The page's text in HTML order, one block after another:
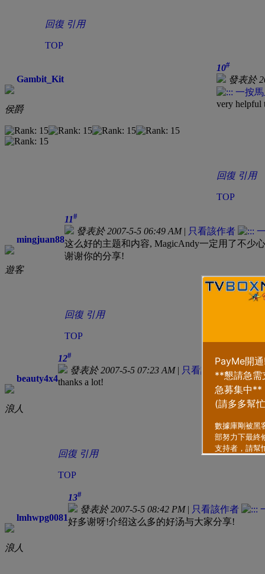
回復 引用
TOP
Gambit_Kit
侯爵
10#
發表於
very helpful
回復 引用
TOP
mingjuan88
遊客
11#
發表於 2007-5-5 06:49 AM| 只看該作者
这么好的主题和内容, MagicAndy一定用了不少
谢谢你的分享!
回復 引用
TOP
beauty4x4
浪人
12#
發表於 2007-5-5 07:23 AM| 只看該作者
thanks a lot!
回復 引用
TOP
lmhwpg0081
浪人
13#
發表於 2007-5-5 08:42 PM| 只看該作者
好多谢呀!介绍这么多的好汤与大家分享!